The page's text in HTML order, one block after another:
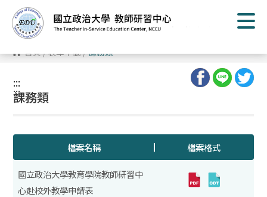
到
主
要
容 首頁/表單下載/課務類
:::
:::
課務類
檔案名稱 檔案格式
國立政治大學教育學院教師研習中
心赴校外教學申請表